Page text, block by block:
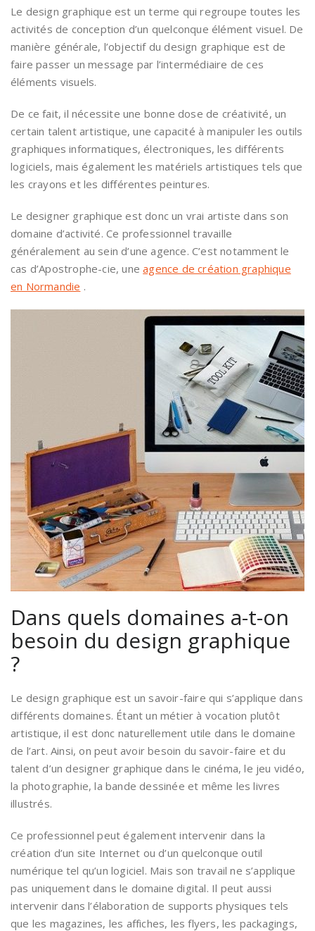
Le design graphique est un terme qui regroupe toutes les
activités de conception d’un quelconque élément visuel. De
manière générale, l’objectif du design graphique est de
faire passer un message par l’intermédiaire de ces
éléments visuels.
De ce fait, il nécessite une bonne dose de créativité, un
certain talent artistique, une capacité à manipuler les outils
graphiques informatiques, électroniques, les différents
logiciels, mais également les matériels artistiques tels que
les crayons et les différentes peintures.
Le designer graphique est donc un vrai artiste dans son
domaine d’activité. Ce professionnel travaille
généralement au sein d’une agence. C’est notamment le
cas d’Apostrophe-cie, uneagence de création graphique
en Normandie .
Dans quels domaines a-t-on
besoin du design graphique
?
Le design graphique est un savoir-faire qui s’applique dans
différents domaines. Étant un métier à vocation plutôt
artistique, il est donc naturellement utile dans le domaine
de l’art. Ainsi, on peut avoir besoin du savoir-faire et du
talent d’un designer graphique dans le cinéma, le jeu vidéo,
la photographie, la bande dessinée et même les livres
illustrés.
Ce professionnel peut également intervenir dans la
création d’un site Internet ou d’un quelconque outil
numérique tel qu’un logiciel. Mais son travail ne s’applique
pas uniquement dans le domaine digital. Il peut aussi
intervenir dans l’élaboration de supports physiques tels
que les magazines, les affiches, les flyers, les packagings,